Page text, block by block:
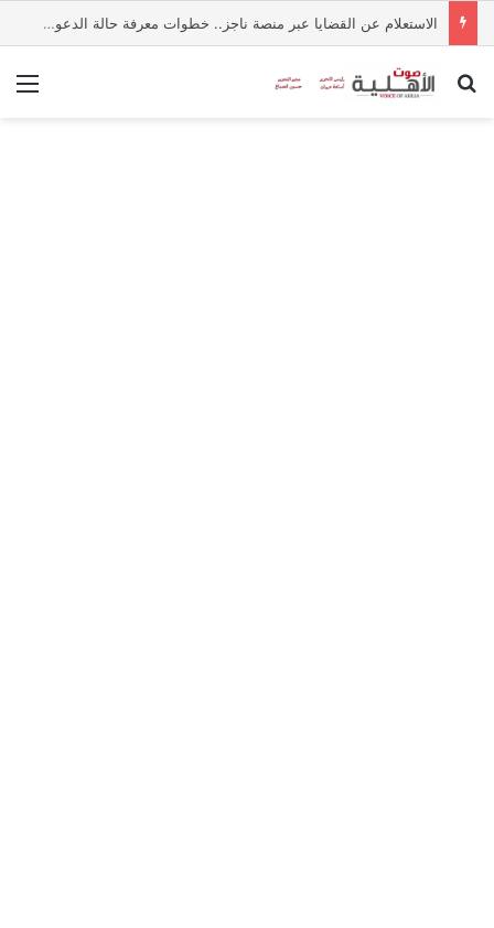
الاستعلام عن القضايا عبر منصة ناجز.. خطوات معرفة حالة الدعوى إلكترونيًا
بحث عن